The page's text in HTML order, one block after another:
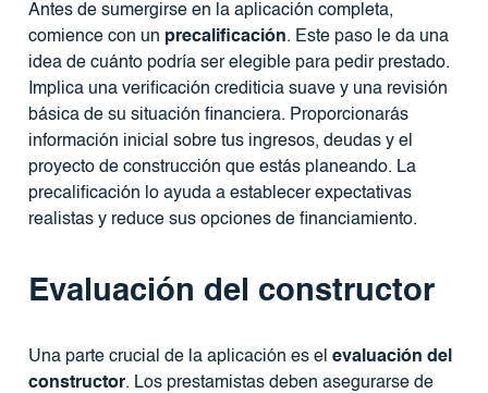
Antes de sumergirse en la aplicación completa,
comience con un precalificación. Este paso le da una
idea de cuánto podría ser elegible para pedir prestado.
Implica una verificación crediticia suave y una revisión
básica de su situación financiera. Proporcionarás
información inicial sobre tus ingresos, deudas y el
proyecto de construcción que estás planeando. La
precalificación lo ayuda a establecer expectativas
realistas y reduce sus opciones de financiamiento.
Evaluación del constructor
Una parte crucial de la aplicación es el evaluación del
constructor. Los prestamistas deben asegurarse de